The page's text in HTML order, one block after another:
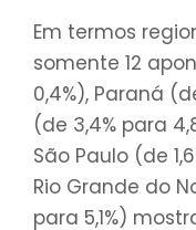
Em termos
somente 12
0,4%), Paraná
(de 3,4% para
São Paulo (de
Rio Grande do
para 5,1%)